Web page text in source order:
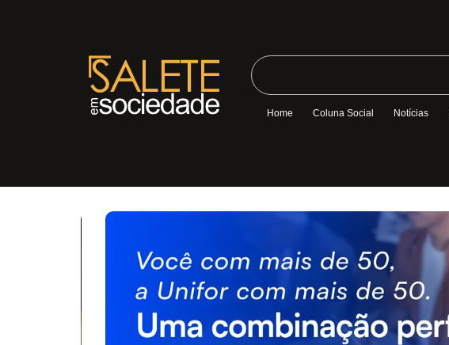
Home Coluna Social Notícias